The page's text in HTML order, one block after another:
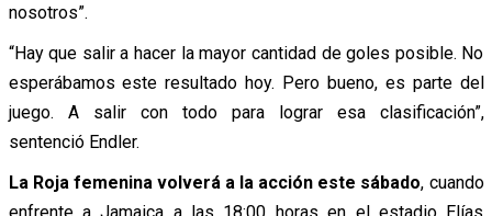
nosotros”.
“Hay que salir a hacer la mayor cantidad de goles posible. No
esperábamos este resultado hoy. Pero bueno, es parte del
juego. A salir con todo para lograr esa clasificación”,
sentenció Endler.
La Roja femenina volverá a la acción este sábado, cuando
enfrente a Jamaica a las 18:00 horas en el estadio Elías